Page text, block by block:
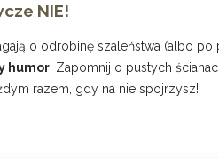
NIE!
o odrobinę szaleństwa (albo
humor. Zapomnij o pustych
razem, gdy na nie spojrzysz!